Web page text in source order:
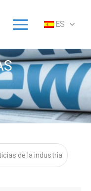
ES
de la industria